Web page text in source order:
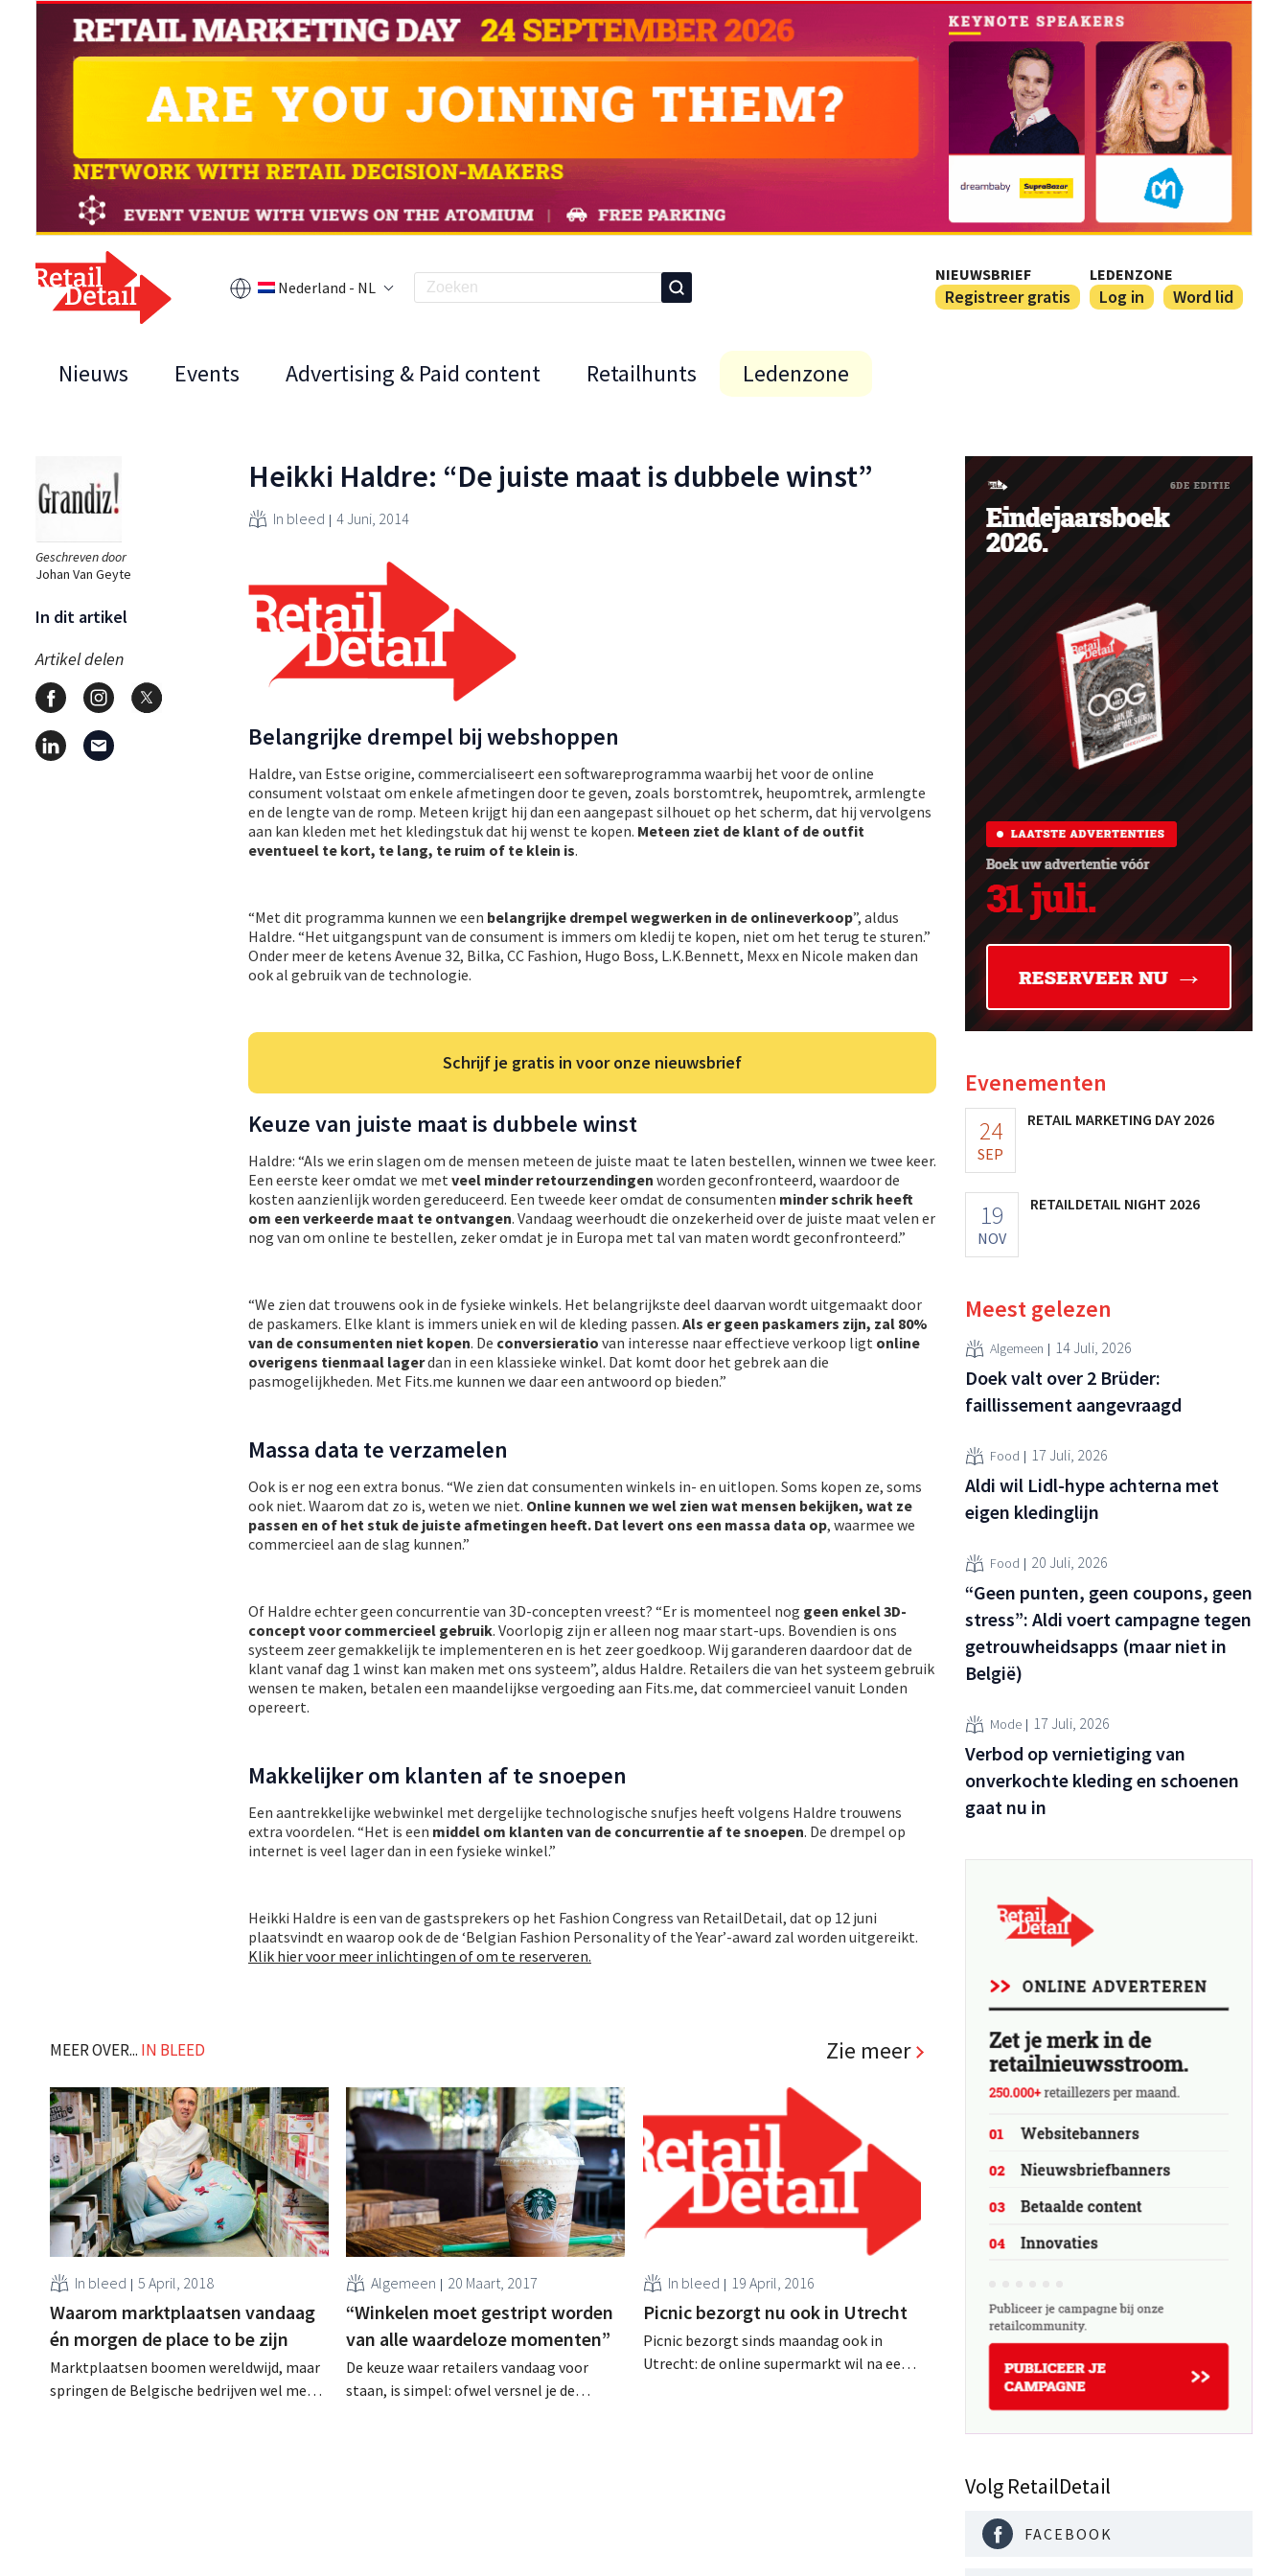
Nederland - NL
NIEUWSBRIEF
Registreer gratis
LEDENZONE
Log in Word lid
Nieuws Events Advertising & Paid content Retailhunts Ledenzone
Geschreven door
Johan Van Geyte
In dit artikel
Artikel delen
Heikki Haldre: “De juiste maat is dubbele winst”
In bleed 4 Juni, 2014
Belangrijke drempel bij webshoppen
Haldre, van Estse origine, commercialiseert een softwareprogramma waarbij het voor de online
consument volstaat om enkele afmetingen door te geven, zoals borstomtrek, heupomtrek, armlengte
en de lengte van de romp. Meteen krijgt hij dan een aangepast silhouet op het scherm, dat hij vervolgens
aan kan kleden met het kledingstuk dat hij wenst te kopen. Meteen ziet de klant of de outfit
eventueel te kort, te lang, te ruim of te klein is.
“Met dit programma kunnen we een belangrijke drempel wegwerken in de onlineverkoop”, aldus
Haldre. “Het uitgangspunt van de consument is immers om kledij te kopen, niet om het terug te sturen.”
Onder meer de ketens Avenue 32, Bilka, CC Fashion, Hugo Boss, L.K.Bennett, Mexx en Nicole maken dan
ook al gebruik van de technologie.
Schrijf je gratis in voor onze nieuwsbrief
Keuze van juiste maat is dubbele winst
Haldre: “Als we erin slagen om de mensen meteen de juiste maat te laten bestellen, winnen we twee keer.
Een eerste keer omdat we met veel minder retourzendingen worden geconfronteerd, waardoor de
kosten aanzienlijk worden gereduceerd. Een tweede keer omdat de consumenten minder schrik heeft
om een verkeerde maat te ontvangen. Vandaag weerhoudt die onzekerheid over de juiste maat velen er
nog van om online te bestellen, zeker omdat je in Europa met tal van maten wordt geconfronteerd.”
“We zien dat trouwens ook in de fysieke winkels. Het belangrijkste deel daarvan wordt uitgemaakt door
de paskamers. Elke klant is immers uniek en wil de kleding passen. Als er geen paskamers zijn, zal 80%
van de consumenten niet kopen. De conversieratio van interesse naar effectieve verkoop ligt online
overigens tienmaal lagerdan in een klassieke winkel. Dat komt door het gebrek aan die
pasmogelijkheden. Met Fits.me kunnen we daar een antwoord op bieden.”
Massa data te verzamelen
Ook is er nog een extra bonus. “We zien dat consumenten winkels in- en uitlopen. Soms kopen ze, soms
ook niet. Waarom dat zo is, weten we niet. Online kunnen wewel zien wat mensen bekijken, wat ze
passen en of het stuk de juiste afmetingen heeft. Dat levert ons een massa data op, waarmee we
commercieel aan de slag kunnen.”
Of Haldre echter geen concurrentie van 3D-concepten vreest? “Er is momenteel nog geen enkel 3D-
concept voor commercieel gebruik. Voorlopig zijn er alleen nog maar start-ups. Bovendien is ons
systeem zeer gemakkelijk te implementeren en is het zeer goedkoop. Wij garanderen daardoor dat de
klant vanaf dag 1 winst kan maken met ons systeem”, aldus Haldre. Retailers die van het systeem gebruik
wensen te maken, betalen een maandelijkse vergoeding aan Fits.me, dat commercieel vanuit Londen
opereert.
Makkelijker om klanten af te snoepen
Een aantrekkelijke webwinkel met dergelijke technologische snufjes heeft volgens Haldre trouwens
extra voordelen. “Het is een middel om klanten van de concurrentie af te snoepen. De drempel op
internet is veel lager dan in een fysieke winkel.”
Heikki Haldre is een van de gastsprekers op het Fashion Congress van RetailDetail, dat op 12 juni
plaatsvindt en waarop ook de de ‘Belgian Fashion Personality of the Year’-award zal worden uitgereikt.
Klik hier voor meer inlichtingen of om te reserveren.
MEER OVER... IN BLEED Zie meer
In bleed 5 April, 2018
Waarom marktplaatsen vandaag
én morgen de place to be zijn
Marktplaatsen boomen wereldwijd, maar
springen de Belgische bedrijven wel mee
Algemeen 20 Maart, 2017
“Winkelen moet gestript worden
van alle waardeloze momenten”
De keuze waar retailers vandaag voor
staan, is simpel: ofwel versnel je de
In bleed 19 April, 2016
Picnic bezorgt nu ook in Utrecht
Picnic bezorgt sinds maandag ook in
Utrecht: de online supermarkt wil na een
Evenementen
24
SEP
RETAIL MARKETING DAY 2026
19
NOV
RETAILDETAIL NIGHT 2026
Meest gelezen
Algemeen 14 Juli, 2026
Doek valt over 2 Brüder:
faillissement aangevraagd
Food 17 Juli, 2026
Aldi wil Lidl-hype achterna met
eigen kledinglijn
Food 20 Juli, 2026
“Geen punten, geen coupons, geen
stress”: Aldi voert campagne tegen
getrouwheidsapps (maar niet in
België)
Mode 17 Juli, 2026
Verbod op vernietiging van
onverkochte kleding en schoenen
gaat nu in
Volg RetailDetail
FACEBOOK